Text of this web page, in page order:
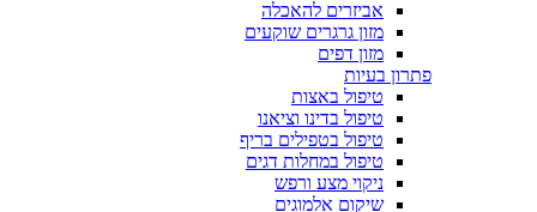
אביזרים להאכלה
מזון גרגרים שוקעים
מזון דפים
פתרון בעיות
טיפול באצות
טיפול בדינו וציאנו
טיפול בטפילים בריף
טיפול במחלות דגים
ניקוי מצע ורפש
שיקום אלמוגים